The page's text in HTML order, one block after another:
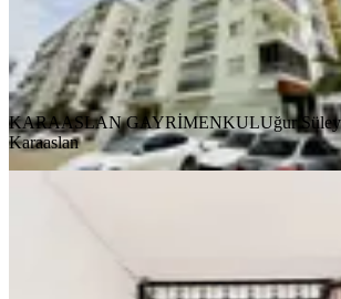
KARAASLAN GAYRİMENKULUğur
Ara
KARAASLAN GAYRİMENKULUğur
Karaaslan
Barajyolu Yürüme